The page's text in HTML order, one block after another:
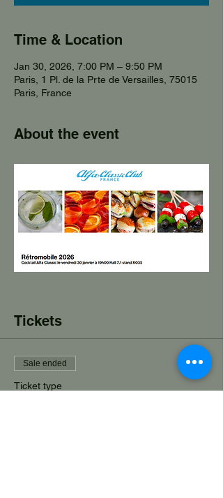
Time & Location
Jan 30, 2026, 7:00 PM – 9:50 PM
Paris, 1 Pl. de la Prte de Versailles, 75015
Paris, France
About the event
Tickets
Sale ended
Ticket type